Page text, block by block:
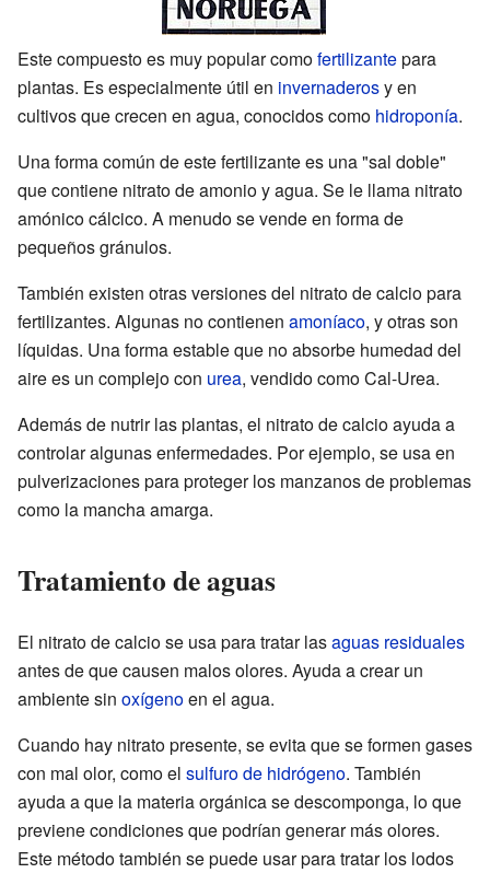
Este compuesto es muy popular comofertilizantepara
plantas. Es especialmente útil en invernaderosy en
cultivos que crecen en agua, conocidos como hidroponía.
Una forma común de este fertilizante es una "sal doble"
que contiene nitrato de amonio y agua. Se le llama nitrato
amónico cálcico. A menudo se vende en forma de
pequeños gránulos.
También existen otras versiones del nitrato de calcio para
fertilizantes. Algunas no contienen amoníaco, y otras son
líquidas. Una forma estable que no absorbe humedad del
aire es un complejo con urea, vendido como Cal-Urea.
Además de nutrir las plantas, el nitrato de calcio ayuda a
controlar algunas enfermedades. Por ejemplo, se usa en
pulverizaciones para proteger los manzanos de problemas
como la mancha amarga.
Tratamiento de aguas
El nitrato de calcio se usa para tratar lasaguas residuales
antes de que causen malos olores. Ayuda a crear un
ambiente sin oxígenoen el agua.
Cuando hay nitrato presente, se evita que se formen gases
con mal olor, como el sulfuro de hidrógeno. También
ayuda a que la materia orgánica se descomponga, lo que
previene condiciones que podrían generar más olores.
Este método también se puede usar para tratar los lodos